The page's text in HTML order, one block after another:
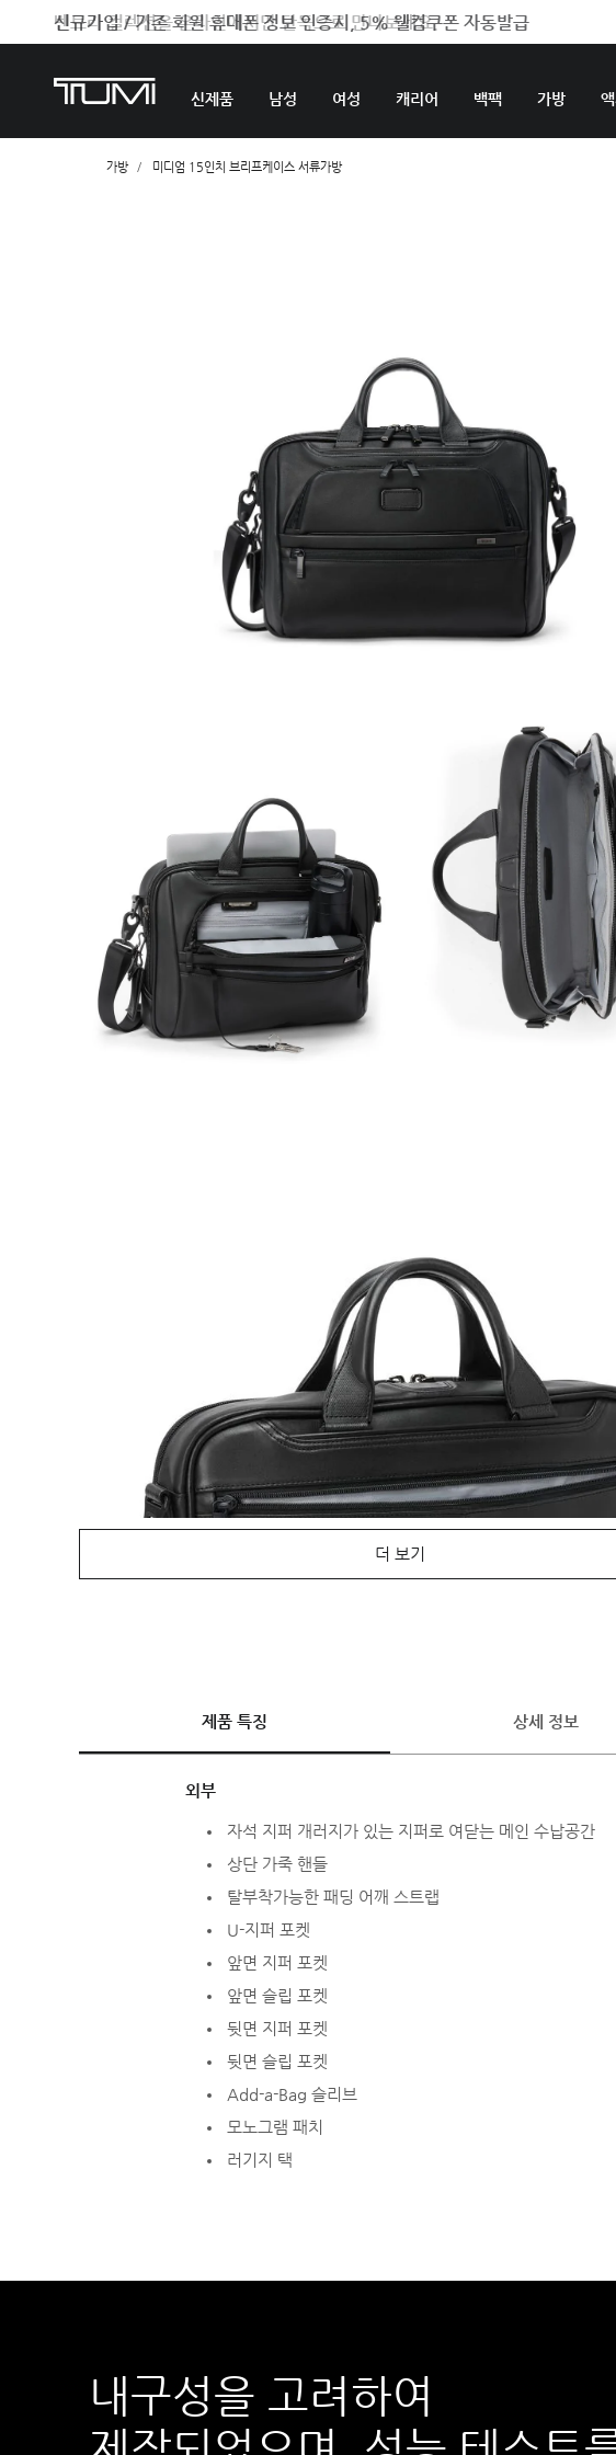
벤트라 컬렉션을 온라인에서만 단독으로 만나보세요.
신제품 남성 여성 캐리어 백팩 가방
가방 미디엄 15인치 브리프케이스 서류가방
더 보기
제품 특징 상세 정보
외부
자석 지퍼 개러지가 있는 지퍼로 여닫는 메인 수납공간
상단 가죽 핸들
탈부착가능한 패딩 어깨 스트랩
U-지퍼 포켓
앞면 지퍼 포켓
앞면 슬립 포켓
뒷면 지퍼 포켓
뒷면 슬립 포켓
Add-a-Bag 슬리브
모노그램 패치
러기지 택
내구성을 고려하여